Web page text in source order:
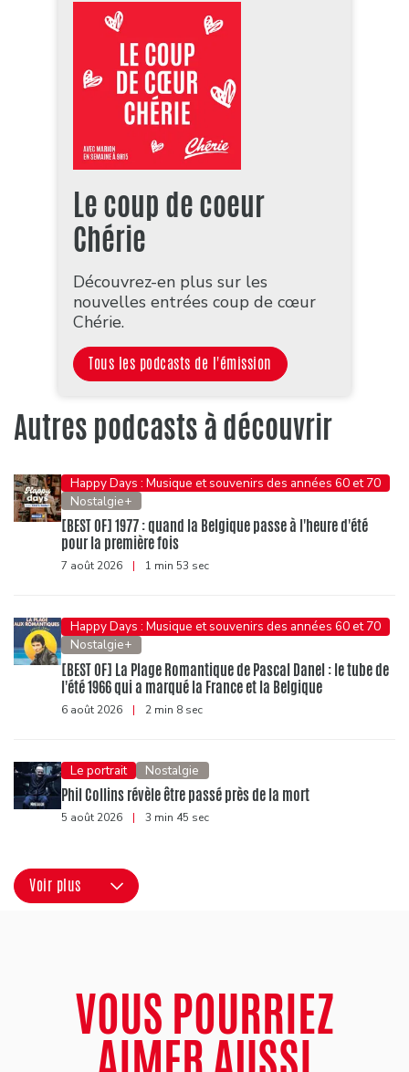
Le coup de coeur
Chérie
Découvrez-en plus sur les
nouvelles entrées coup de cœur
Chérie.
Tous les podcasts de l'émission
Autres podcasts à découvrir
Happy Days : Musique et souvenirs des années 60 et 70
Nostalgie+
[BEST OF] 1977 : quand la Belgique passe à l'heure d'été
pour la première fois
7 août 2026 | 1 min 53 sec
Happy Days : Musique et souvenirs des années 60 et 70
Nostalgie+
[BEST OF] La Plage Romantique de Pascal Danel : le tube de
l'été 1966 qui a marqué la France et la Belgique
6 août 2026 | 2 min 8 sec
Le portrait Nostalgie
Phil Collins révèle être passé près de la mort
5 août 2026 | 3 min 45 sec
Voir plus
VOUS POURRIEZ